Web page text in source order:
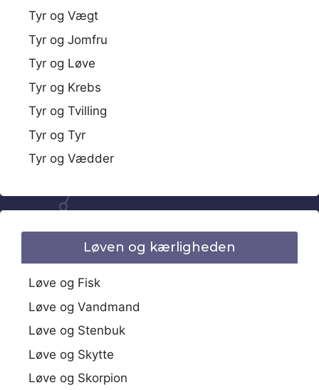
Tyr og Vægt
Tyr og Jomfru
Tyr og Løve
Tyr og Krebs
Tyr og Tvilling
Tyr og Tyr
Tyr og Vædder
Løven og kærligheden
Løve og Fisk
Løve og Vandmand
Løve og Stenbuk
Løve og Skytte
Løve og Skorpion